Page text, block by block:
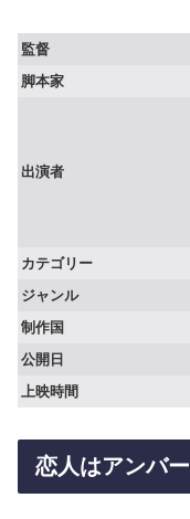
監督
脚本家
出演者
カテゴリー
ジャンル
制作国
公開日
上映時間
恋人はアンバ